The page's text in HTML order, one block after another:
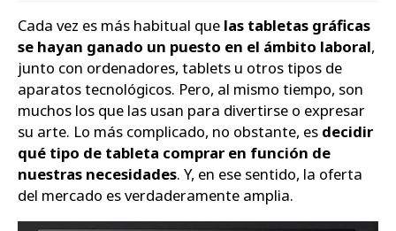
Cada vez es más habitual que las tabletas gráficas
se hayan ganado un puesto en el ámbito laboral,
junto con ordenadores, tablets u otros tipos de
aparatos tecnológicos. Pero, al mismo tiempo, son
muchos los que las usan para divertirse o expresar
su arte. Lo más complicado, no obstante, es decidir
qué tipo de tableta comprar en función de
nuestras necesidades. Y, en ese sentido, la oferta
del mercado es verdaderamente amplia.